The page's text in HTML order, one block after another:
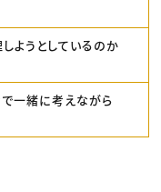
ようとしているのか
一緒に考えながら